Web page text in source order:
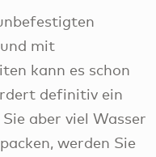
mit
kann es schon
definitiv ein
aber viel Wasser
werden Sie